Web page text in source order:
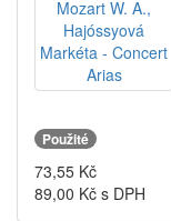
Použité
73,55 Kč
89,00 Kč s DPH